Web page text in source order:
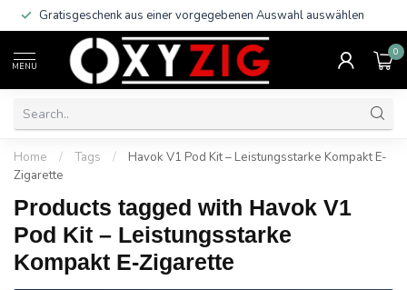
Gratisgeschenk aus einer vorgegebenen Auswahl auswählen
MENU
0
Home / Tags /
Havok V1 Pod Kit – Leistungsstarke Kompakt E-
Zigarette
Products tagged with Havok V1
Pod Kit – Leistungsstarke
Kompakt E-Zigarette